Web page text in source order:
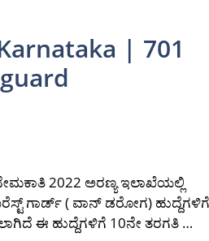
| 701
2022 ಅರಣ್ಯ ಇಲಾಖೆಯಲ್ಲಿ
ಗಾರ್ಡ್ ( ವಾನ್ ಡರೋಗ) ಹುದ್ದೆಗಳಿಗೆ
ಈ ಹುದ್ದೆಗಳಿಗೆ 10ನೇ ತರಗತಿ …